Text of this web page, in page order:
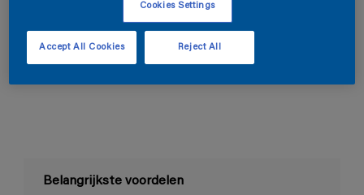
Vind een verkooppunt
Belangrijkste voordelen
Cookies Settings
Reject All
Accept All Cookies